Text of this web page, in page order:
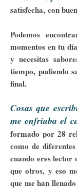
satisfecha, con
Podemos
momentos en tu
y necesitas
tiempo, pudiendo
final.
Cosas que
me enfriaba el
formado por 28
como de
cuando eres lector
que otros, y eso
que me han